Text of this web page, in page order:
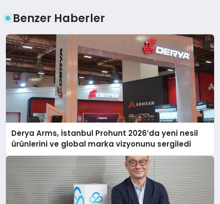
Benzer Haberler
Derya Arms, İstanbul Prohunt 2026’da yeni nesil
ürünlerini ve global marka vizyonunu sergiledi